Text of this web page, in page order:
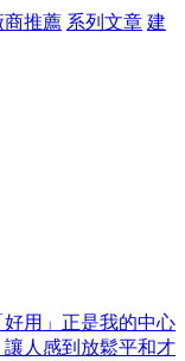
商推薦 系列文章 建
用」正是我的中心
人感到放鬆平和才